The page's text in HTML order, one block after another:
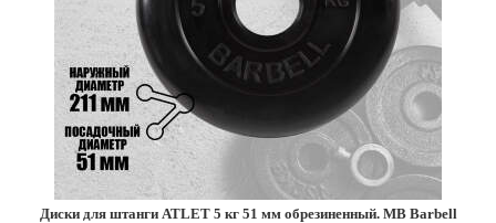
Диски для штанги ATLET 5 кг 51 мм обрезиненный. MB Barbell